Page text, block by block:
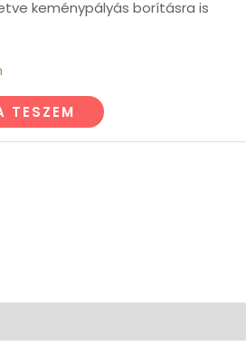
keménypályás borításra is
TESZEM